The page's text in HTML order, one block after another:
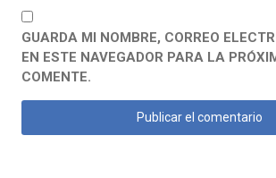
GUARDA MI NOMBRE, CORREO
EN ESTE NAVEGADOR PARA LA
COMENTE.